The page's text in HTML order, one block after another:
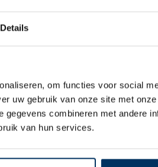
Details
om functies voor social
uw gebruik van onze site met
combineren met andere
van hun services.
van deze motoren kunt